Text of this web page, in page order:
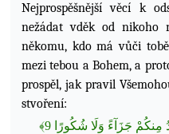
Nejprospěšnější věcí k
nežádat vděk od nikoho
někomu, kdo má vůči
mezi tebou a Bohem, a
prospěl, jak pravil
stvoření:
مِنكُمْ جَزَآءً وَلَا شُكُورًا 9 ﴾